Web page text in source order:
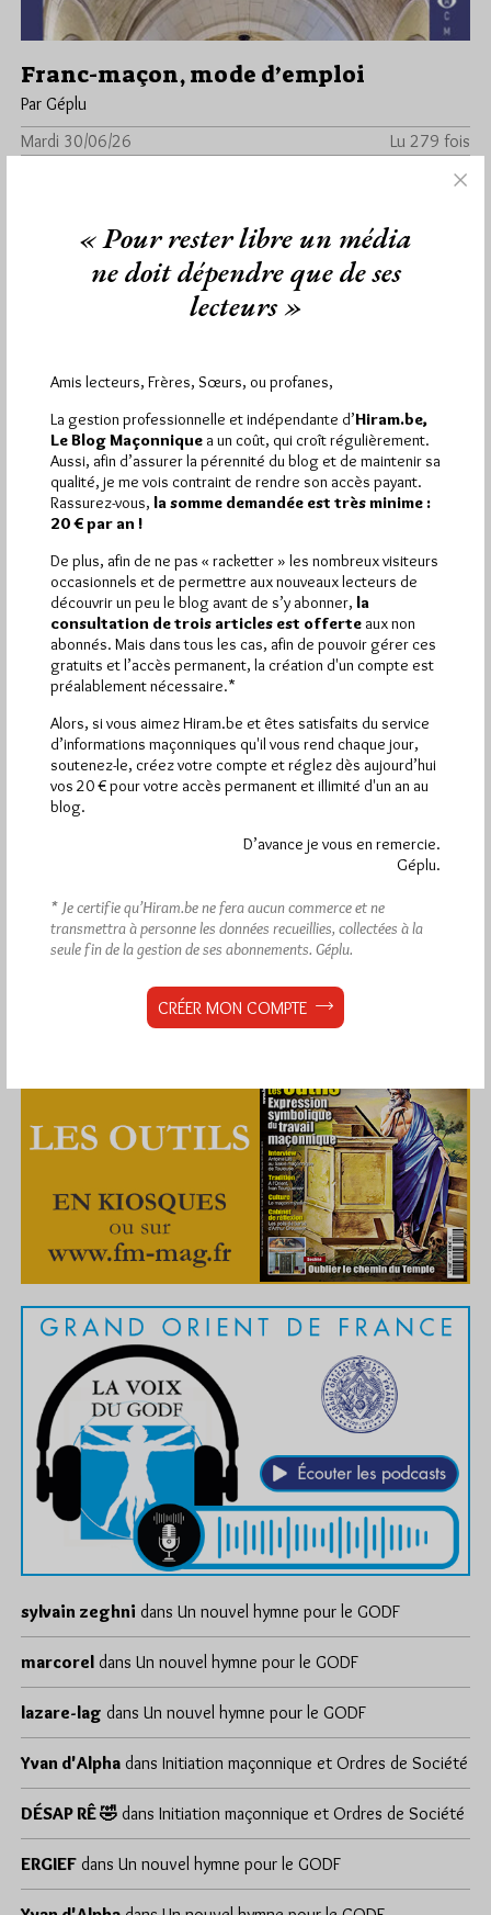
Franc-maçon, mode d’emploi
Par Géplu
Mardi 30/06/26
Lu 279 fois
. Un premier pas vers l’initiation, sans détour ni mystère inutile,
Edition 2 commentaires
Hier mercredi 5 août 2026, Hiram.be a reçu
visiteset 2 502 pages ont été lues (Source :
Pirsch.io)
Plus d’informations
Abonnement aux Newsletters - RSS
sylvain zeghni dans Un nouvel hymne pour le GODF
marcorel dans Un nouvel hymne pour le GODF
lazare-lag dans Un nouvel hymne pour le GODF
Yvan d'Alpha dans Initiation maçonnique et Ordres de Société
DÉSAP RÊ 🤣 dans Initiation maçonnique et Ordres de Société
ERGIEF dans Un nouvel hymne pour le GODF
« Pour rester libre un média
ne doit dépendre que de ses
lecteurs »
Amis lecteurs, Frères, Sœurs, ou profanes,
La gestion professionnelle et indépendante d’Hiram.be,
Le Blog Maçonnique a un coût, qui croît régulièrement.
Aussi, afin d’assurer la pérennité du blog et de maintenir sa
qualité, je me vois contraint de rendre son accès payant.
Rassurez-vous, la somme demandée est très minime :
20 € par an !
De plus, afin de ne pas « racketter » les nombreux visiteurs
occasionnels et de permettre aux nouveaux lecteurs de
découvrir un peu le blog avant de s’y abonner, la
consultation de trois articles est offerte aux non
abonnés. Mais dans tous les cas, afin de pouvoir gérer ces
gratuits et l’accès permanent, la création d'un compte est
préalablement nécessaire.*
Alors, si vous aimez Hiram.be et êtes satisfaits du service
d’informations maçonniques qu'il vous rend chaque jour,
soutenez-le, créez votre compte et réglez dès aujourd’hui
vos 20 € pour votre accès permanent et illimité d'un an au
blog.
D’avance je vous en remercie.
Géplu.
* Je certifie qu’Hiram.be ne fera aucun commerce et ne
transmettra à personne les données recueillies, collectées à la
seule fin de la gestion de ses abonnements. Géplu.
CRÉER MON COMPTE